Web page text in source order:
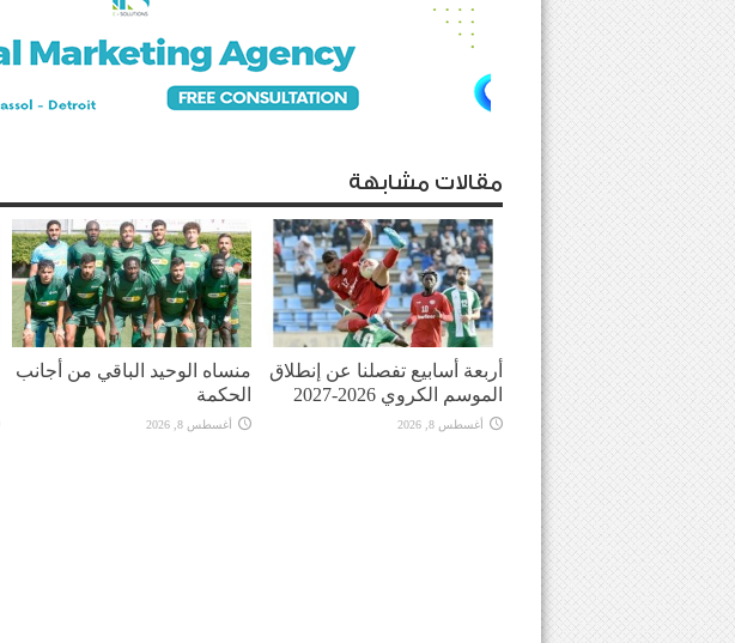
مقالات مشابهة
أربعة أسابيع تفصلنا عن إنطلاق
الموسم الكروي 2026-2027
أغسطس 8, 2026
منساه الوحيد الباقي من أجانب
الحكمة
أغسطس 8, 2026